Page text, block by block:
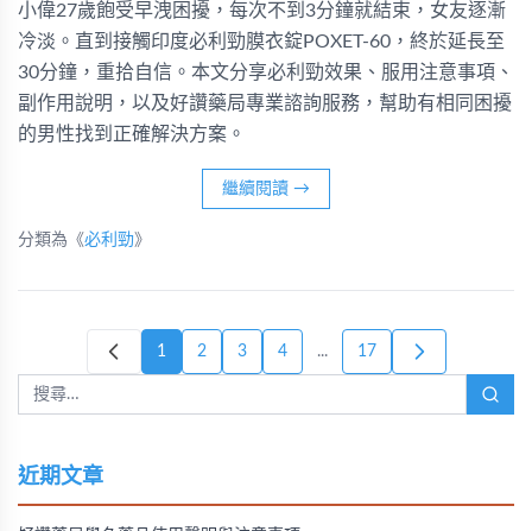
小偉27歲飽受早洩困擾，每次不到3分鐘就結束，女友逐漸
冷淡。直到接觸印度必利勁膜衣錠POXET-60，終於延長至
30分鐘，重拾自信。本文分享必利勁效果、服用注意事項、
副作用說明，以及好讚藥局專業諮詢服務，幫助有相同困擾
的男性找到正確解決方案。
繼續閱讀 →
分類為《必利勁》
1 2 3 4 ... 17
近期文章